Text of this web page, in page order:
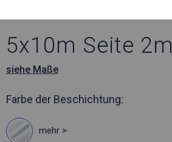
5x10m Seite 2m
siehe Maße
Farbe der Beschichtung:
mehr >